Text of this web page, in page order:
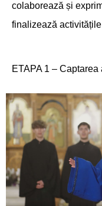
colaborează și
finalizează
ETAPA 1 – Captarea